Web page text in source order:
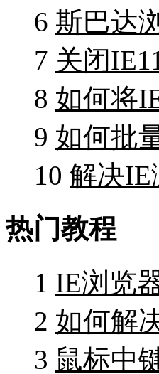
6 斯巴达
7 关闭
8 如何将
9 如何批
10 解决IE
热门教程
1 IE浏览
2 如何解
3 鼠标中